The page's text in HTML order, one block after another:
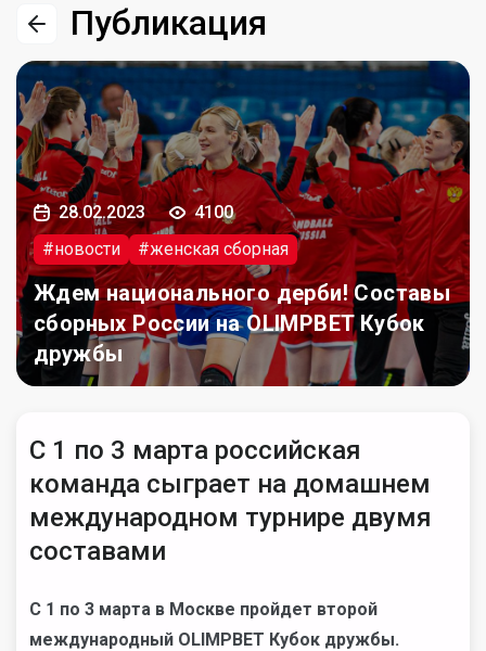
Публикация
28.02.2023
4100
#новости
#женская сборная
Ждем национального дерби! Составы
сборных России на OLIMPBET Кубок
дружбы
С 1 по 3 марта российская
команда сыграет на домашнем
международном турнире двумя
составами
С 1 по 3 марта в Москве пройдет второй
международный OLIMPBET Кубок дружбы.